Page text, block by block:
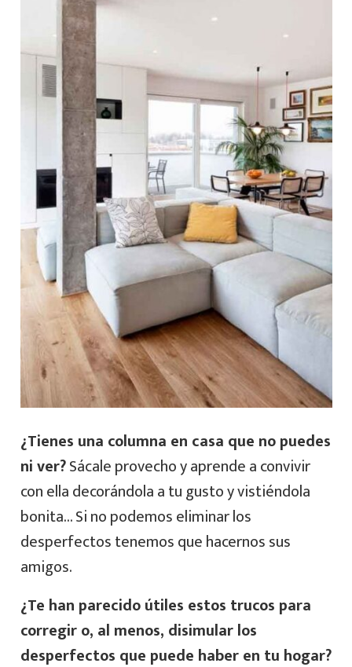
¿Tienes una columna en casa que no puedes
ni ver?Sácale provecho y aprende a convivir
con ella decorándola a tu gusto y vistiéndola
bonita… Si no podemos eliminar los
desperfectos tenemos que hacernos sus
amigos.
¿Te han parecido útiles estos trucos para
corregir o, al menos, disimular los
desperfectos que puede haber en tu hogar?